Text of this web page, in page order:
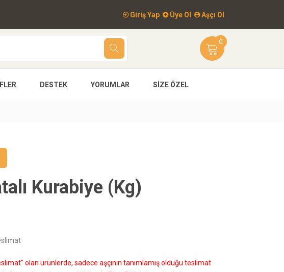
Giriş Yap Üye Ol Aşçı Ol
0
DESTEK YORUMLAR SIZE ÖZEL
Kurabiye (Kg)
olan ürünlerde, sadece aşçının tanımlamış olduğu teslimat